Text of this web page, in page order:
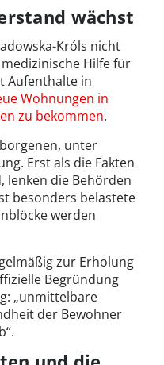
wächst
Króls nicht
Hilfe für
Aufenthalte in
Wohnungen in
zu bekommen.
unter
Erst als die Fakten
lenken die Behörden
besonders belastete
werden
zur Erholung
Begründung
„unmittelbare
der Bewohner